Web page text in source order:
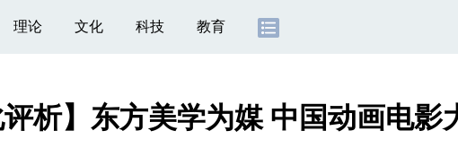
理论 文化 科技 教育
评析】东方美学为媒 中国动画电影